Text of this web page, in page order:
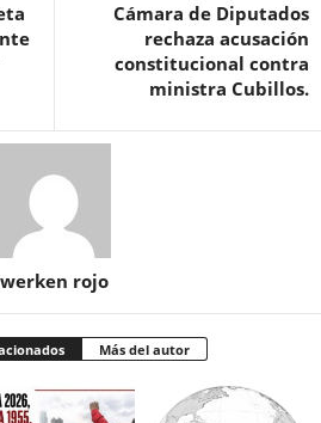
Cámara de Diputados
rechaza acusación
constitucional contra
ministra Cubillos.
werken rojo
Más del autor